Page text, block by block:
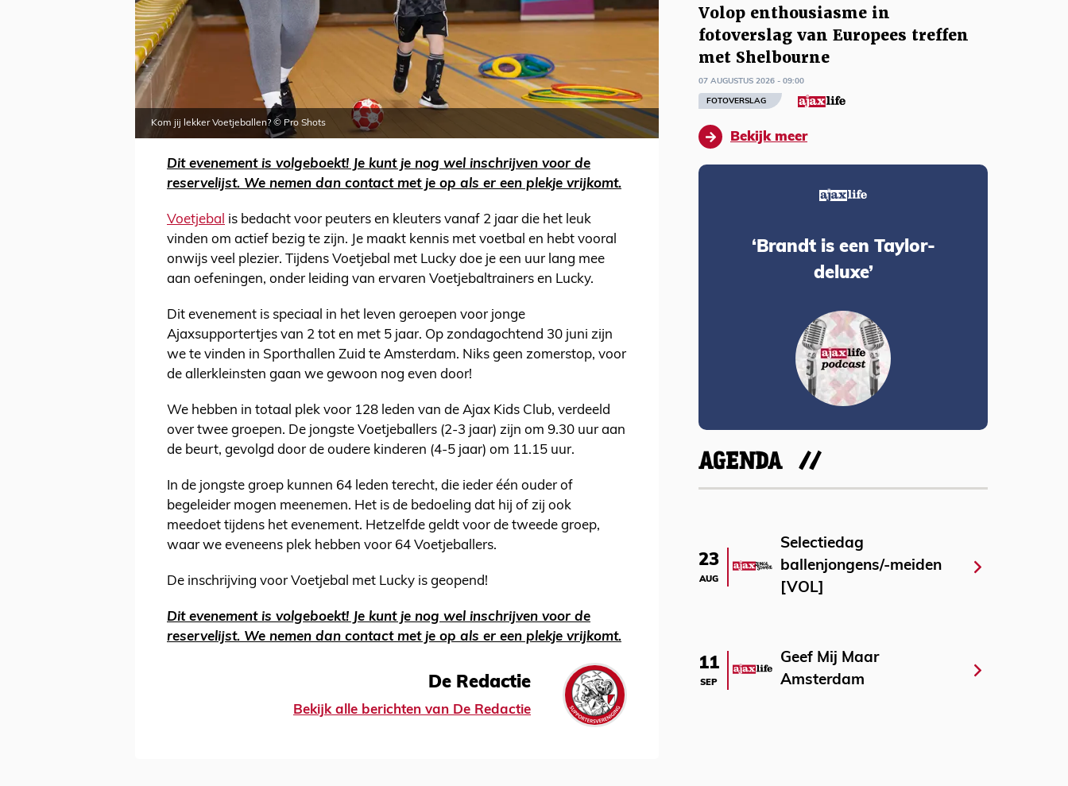
Kom jij lekker Voetjeballen? © Pro Shots
Dit evenement is volgeboekt! Je kunt je nog wel inschrijven voor de
reservelijst. We nemen dan contact met je op als er een plekje vrijkomt.
Voetjebal is bedacht voor peuters en kleuters vanaf 2 jaar die het leuk
vinden om actief bezig te zijn. Je maakt kennis met voetbal en hebt vooral
onwijs veel plezier. Tijdens Voetjebal met Lucky doe je een uur lang mee
aan oefeningen, onder leiding van ervaren Voetjebaltrainers en Lucky.
Dit evenement is speciaal in het leven geroepen voor jonge
Ajaxsupportertjes van 2 tot en met 5 jaar. Op zondagochtend 30 juni zijn
we te vinden in Sporthallen Zuid te Amsterdam. Niks geen zomerstop, voor
de allerkleinsten gaan we gewoon nog even door!
We hebben in totaal plek voor 128 leden van de Ajax Kids Club, verdeeld
over twee groepen. De jongste Voetjeballers (2-3 jaar) zijn om 9.30 uur aan
de beurt, gevolgd door de oudere kinderen (4-5 jaar) om 11.15 uur.
In de jongste groep kunnen 64 leden terecht, die ieder één ouder of
begeleider mogen meenemen. Het is de bedoeling dat hij of zij ook
meedoet tijdens het evenement. Hetzelfde geldt voor de tweede groep,
waar we eveneens plek hebben voor 64 Voetjeballers.
De inschrijving voor Voetjebal met Lucky is geopend!
Dit evenement is volgeboekt! Je kunt je nog wel inschrijven voor de
reservelijst. We nemen dan contact met je op als er een plekje vrijkomt.
De Redactie
Bekijk alle berichten van De Redactie
Volop enthousiasme in
fotoverslag van Europees treffen
met Shelbourne
07 AUGUSTUS 2026 - 09:00
FOTOVERSLAG
Bekijk meer
‘Brandt is een Taylor-
deluxe’
AGENDA
23
AUG
Selectiedag
ballenjongens/-meiden
[VOL]
11
SEP
Geef Mij Maar
Amsterdam